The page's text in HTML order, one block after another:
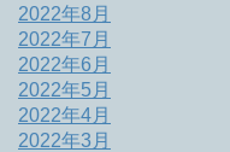
2022年8月
2022年7月
2022年6月
2022年5月
2022年4月
2022年3月